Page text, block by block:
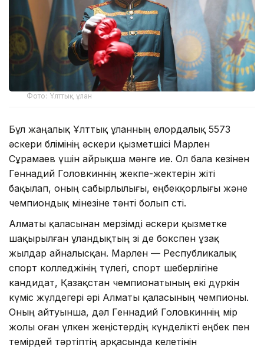
Фото: Ұлттық ұлан
Бұл жаңалық Ұлттық ұланның елордалық 5573
әскери бөлімінің әскери қызметшісі Марлен
Сұрамаев үшін айрықша мәнге ие. Ол бала кезінен
Геннадий Головкиннің жекпе-жектерін жіті
бақылап, оның сабырлылығы, еңбекқорлығы және
чемпиондық мінезіне тәнті болып өсті.
Алматы қаласынан мерзімді әскери қызметке
шақырылған ұландықтың өзі де бокспен ұзақ
жылдар айналысқан. Марлен — Республикалық
спорт колледжінің түлегі, спорт шеберлігіне
кандидат, Қазақстан чемпионатының екі дүркін
күміс жүлдегері әрі Алматы қаласының чемпионы.
Оның айтуынша, дәл Геннадий Головкиннің өмір
жолы оған үлкен жеңістердің күнделікті еңбек пен
темірдей тәртіптің арқасында келетінін